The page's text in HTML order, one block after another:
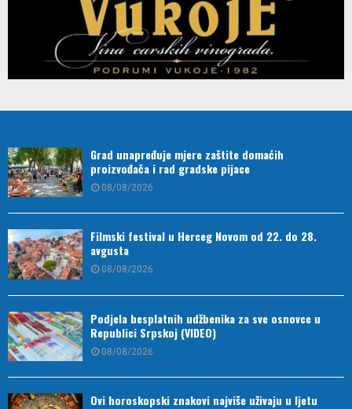
Grad unapređuje mjere zaštite domaćih
proizvođača i rad gradske pijace
08/08/2026
Filmski festival u Herceg Novom od 22. do 28.
avgusta
08/08/2026
Podjela besplatnih udžbenika za sve osnovce u
Republici Srpskoj (VIDEO)
08/08/2026
Ovi horoskopski znakovi najviše uživaju u ljetu